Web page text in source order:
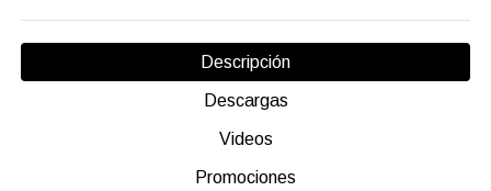
Descripción
Descargas
Videos
Promociones